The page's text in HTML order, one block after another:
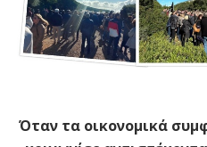
Όταν τα οικονομικά